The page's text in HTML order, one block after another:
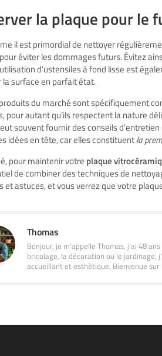
la plaque pour le
il est primordial de nettoyer
éviter les dommages futurs. Évitez
d’ustensiles à fond lisse est
surface en parfait état.
du marché sont spécifiquement
pour autant qu’ils respectent la nature
souvent fournir des conseils
idées en tête, car elles constituentla
pour maintenir votre plaque
de combiner des techniques de
et astuces, et vous verrez que votre
Thomas
Bonjour, je m'appelle Thomas, j'ai 48
bricolage, la décoration ou le jardinage,
accueillant et esthétique. Bienvenue sur